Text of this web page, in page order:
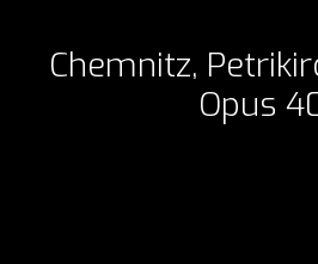
Chemnitz,
Opus